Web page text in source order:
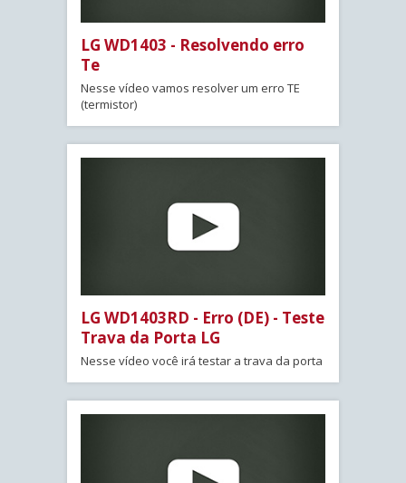
LG WD1403 - Resolvendo erro
Te
Nesse vídeo vamos resolver um erro TE
(termistor)
LG WD1403RD - Erro (DE) - Teste
Trava da Porta LG
Nesse vídeo você irá testar a trava da porta